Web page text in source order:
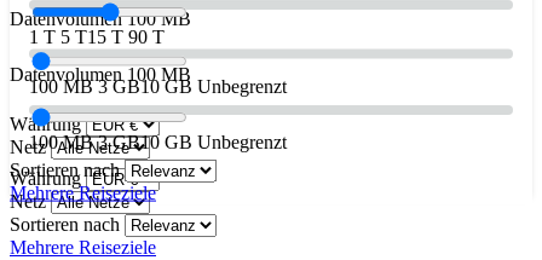
Datenvolumen 100 MB
100 MB 3 GB10 GB Unbegrenzt
Währung
Netz
Sortieren nach
Mehrere Reiseziele
1 T 5 T15 T 90 T
Datenvolumen 100 MB
100 MB 3 GB10 GB Unbegrenzt
Währung
Netz
Sortieren nach
Mehrere Reiseziele